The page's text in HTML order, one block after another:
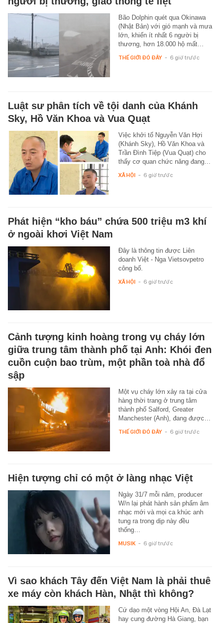
Bão Dolphin quét qua Okinawa
(Nhật Bản) với gió mạnh và mưa
lớn, khiến ít nhất 6 người bị
thương, hơn 18.000 hộ mất…
THẾ GIỚI ĐÓ ĐÂY - 6 giờ trước
Luật sư phân tích về tội danh của Khánh
Sky, Hồ Văn Khoa và Vua Quạt
Việc khởi tố Nguyễn Văn Hợi
(Khánh Sky), Hồ Văn Khoa và
Trần Đình Tiệp (Vua Quạt) cho
thấy cơ quan chức năng đang…
XÃ HỘI - 6 giờ trước
Phát hiện “kho báu” chứa 500 triệu m3 khí
ở ngoài khơi Việt Nam
Đây là thông tin được Liên
doanh Việt - Nga Vietsovpetro
công bố.
XÃ HỘI - 6 giờ trước
Cảnh tượng kinh hoàng trong vụ cháy lớn
giữa trung tâm thành phố tại Anh: Khói đen
cuồn cuộn bao trùm, một phần toà nhà đổ
sập
Một vụ cháy lớn xảy ra tại cửa
hàng thời trang ở trung tâm
thành phố Salford, Greater
Manchester (Anh), đang được…
THẾ GIỚI ĐÓ ĐÂY - 6 giờ trước
Hiện tượng chỉ có một ở làng nhạc Việt
Ngày 31/7 mỗi năm, producer
W/n lại phát hành sản phẩm âm
nhạc mới và mọi ca khúc anh
tung ra trong dịp này đều
thống…
MUSIK - 6 giờ trước
Vì sao khách Tây đến Việt Nam là phải thuê
xe máy còn khách Hàn, Nhật thì không?
Cứ dạo một vòng Hội An, Đà Lạt
hay cung đường Hà Giang, bạn